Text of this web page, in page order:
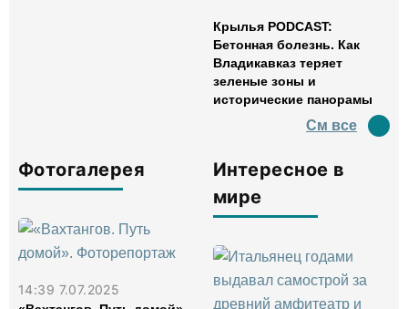
Крылья PODCAST:
Бетонная болезнь. Как
Владикавказ теряет
зеленые зоны и
исторические панорамы
См все
Фотогалерея
14:39 7.07.2025
Интересное в
мире